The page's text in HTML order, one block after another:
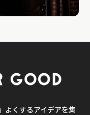
よくするアイデアを集